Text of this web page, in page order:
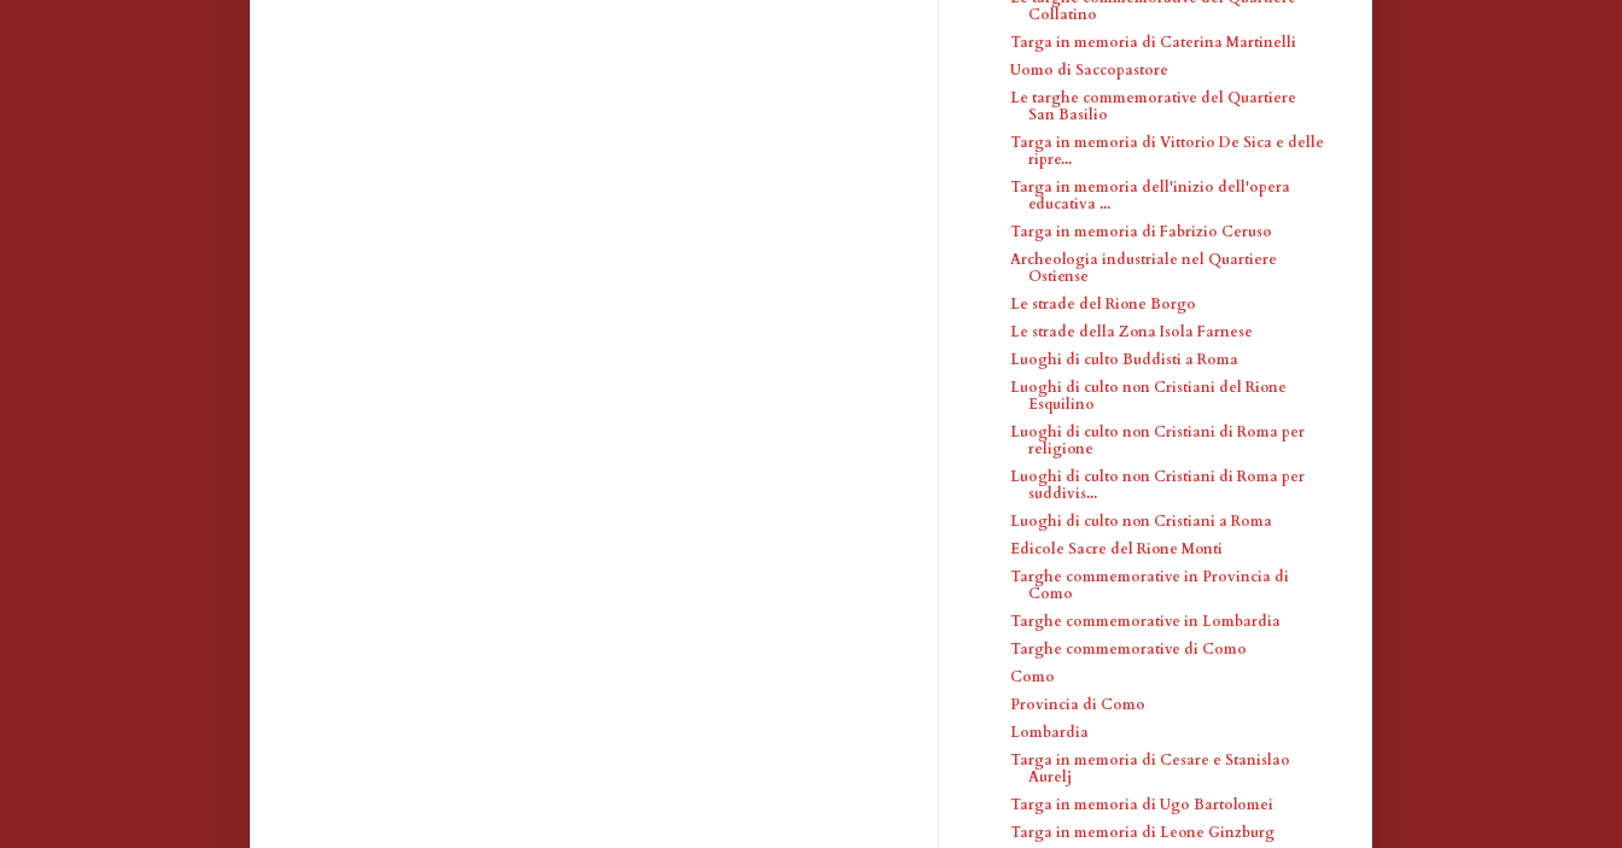
Collatino
Targa in memoria di Caterina Martinelli
Uomo di Saccopastore
Le targhe commemorative del Quartiere
San Basilio
Targa in memoria di Vittorio De Sica e delle
ripre...
Targa in memoria dell'inizio dell'opera
educativa ...
Targa in memoria di Fabrizio Ceruso
Archeologia industriale nel Quartiere
Ostiense
Le strade del Rione Borgo
Le strade della Zona Isola Farnese
Luoghi di culto Buddisti a Roma
Luoghi di culto non Cristiani del Rione
Esquilino
Luoghi di culto non Cristiani di Roma per
religione
Luoghi di culto non Cristiani di Roma per
suddivis...
Luoghi di culto non Cristiani a Roma
Edicole Sacre del Rione Monti
Targhe commemorative in Provincia di
Como
Targhe commemorative in Lombardia
Targhe commemorative di Como
Como
Provincia di Como
Lombardia
Targa in memoria di Cesare e Stanislao
Aurelj
Targa in memoria di Ugo Bartolomei
Targa in memoria di Leone Ginzburg